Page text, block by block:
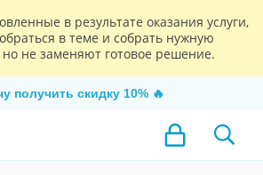
в результате оказания услуги,
в теме и собрать нужную
не заменяют готовое решение.
получить скидку 10% 🔥